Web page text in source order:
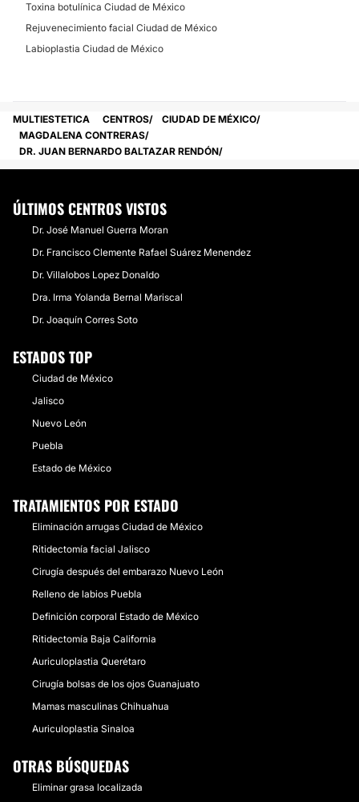
Toxina botulínica Ciudad de México
Rejuvenecimiento facial Ciudad de México
Labioplastia Ciudad de México
MULTIESTETICA CENTROS
CIUDAD DE MÉXICO
MAGDALENA CONTRERAS
DR. JUAN BERNARDO BALTAZAR RENDÓN
ÚLTIMOS CENTROS VISTOS
Dr. José Manuel Guerra Moran
Dr. Francisco Clemente Rafael Suárez Menendez
Dr. Villalobos Lopez Donaldo
Dra. Irma Yolanda Bernal Mariscal
Dr. Joaquín Corres Soto
ESTADOS TOP
Ciudad de México
Jalisco
Nuevo León
Puebla
Estado de México
TRATAMIENTOS POR ESTADO
Eliminación arrugas Ciudad de México
Ritidectomía facial Jalisco
Cirugía después del embarazo Nuevo León
Relleno de labios Puebla
Definición corporal Estado de México
Ritidectomía Baja California
Auriculoplastia Querétaro
Cirugía bolsas de los ojos Guanajuato
Mamas masculinas Chihuahua
Auriculoplastia Sinaloa
OTRAS BÚSQUEDAS
Eliminar grasa localizada